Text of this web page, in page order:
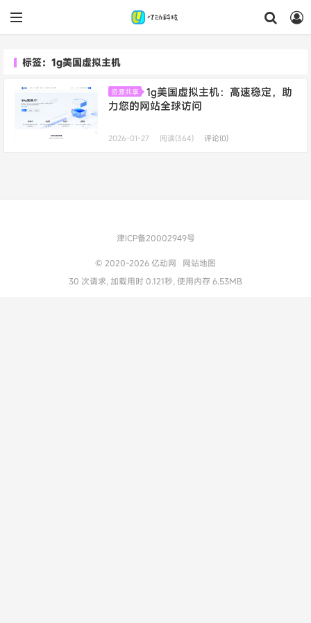
标签：1g美国虚拟主机
资源共享
1g美国虚拟主机：高速稳定，助
力您的网站全球访问
2026-01-27 阅读(364) 评论(0)
津ICP备20002949号
© 2020-2026亿动网
网站地图
30 次请求, 加载用时 0.121秒, 使用内存 6.53MB